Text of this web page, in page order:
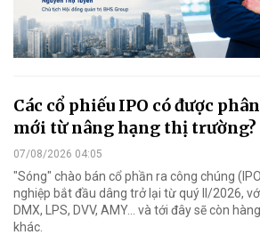
Các cổ phiếu IPO có được
mới từ nâng hạng thị trường?
07/08/2026 04:05
"Sóng" chào bán cổ phần ra công chúng
nghiệp bắt đầu dâng trở lại từ quý II/2026,
DMX, LPS, DVV, AMY... và tới đây sẽ còn
khác.